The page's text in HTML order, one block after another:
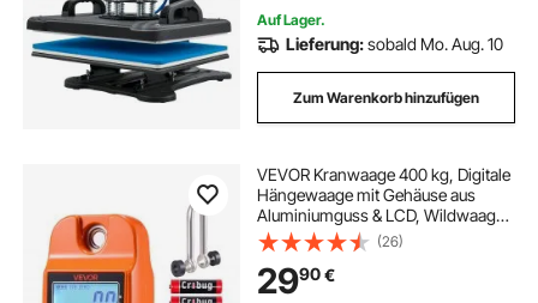
Auf Lager.
Lieferung:sobald Mo. Aug. 10
Zum Warenkorb hinzufügen
VEVOR Kranwaage 400 kg, Digitale
Hängewaage mit Gehäuse aus
Aluminiumguss & LCD, Wildwaage
100-g-Teilung & 3-Stufiger Anzeige,
Zugwaage Fischwaage, geeignet
für Landwirtschaft, Jagd & Angeln
(26)
2990€